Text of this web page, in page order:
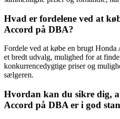
Hvad er fordelene ved at
Accord på DBA?
Fordele ved at købe en brugt
et bredt udvalg, mulighed for at
konkurrencedygtige priser og
sælgeren.
Hvordan kan du sikre dig,
Accord på DBA er i god